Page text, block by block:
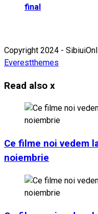
final
Copyright 2024 -
Everestthemes
Read also x
Ce filme noi vedem
noiembrie